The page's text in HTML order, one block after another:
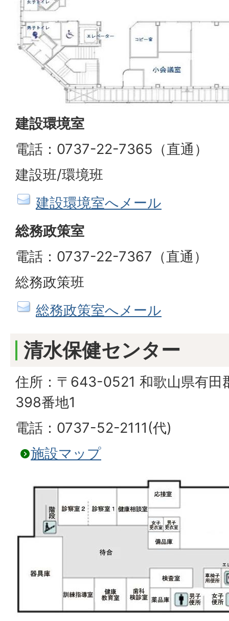
建設環境室
電話：0737-22-7365（直通）
建設班/環境班
建設環境室へメール
総務政策室
電話：0737-22-7367（直通）
総務政策班
総務政策室へメール
清水保健センター
住所：〒643-0521 和歌山県有田
398番地1
電話：0737-52-2111(代)
施設マップ